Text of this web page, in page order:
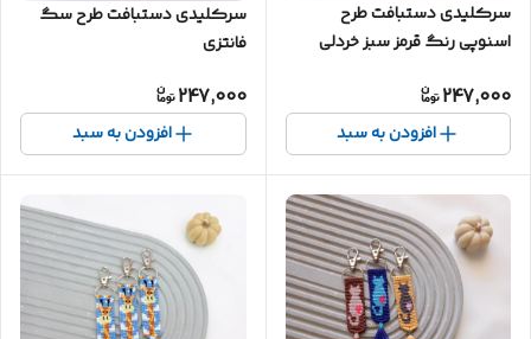
سرکلیدی دستبافت طرح
اسنوپی رنگ قرمز سبز خردلی
247,000
افزودن به سبد
سرکلیدی دستبافت طرح سگ
فانتزی
247,000
افزودن به سبد